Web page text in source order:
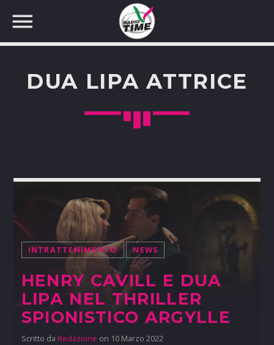
DUA LIPA ATTRICE
INTRATTENIMENTO NEWS
HENRY CAVILL E DUA
LIPA NEL THRILLER
SPIONISTICO ARGYLLE
Scritto da Redazione on 10 Marzo 2022